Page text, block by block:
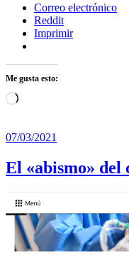
Correo electrónico
Reddit
Imprimir
Me gusta esto:
Cargando...
07/03/2021
El «abismo» del